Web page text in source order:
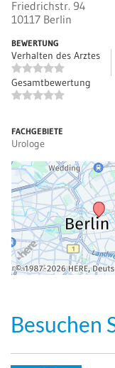
Friedrichstr. 94
10117 Berlin
BEWERTUNG
Verhalten des Arztes
Gesamtbewertung
FACHGEBIETE
Urologe
Besuchen